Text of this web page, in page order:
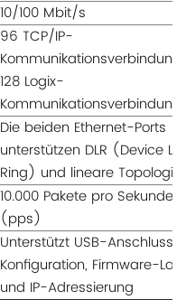
10/100 Mbit/s
96 TCP/IP-
128 Logix-
Die beiden Ethernet-Ports
unterstützen DLR (Device
Ring) und lineare Topologie.
10.000 Pakete pro Sekunde
(pps)
Unterstützt USB-Anschluss
Konfiguration, Firmware-
und IP-Adressierung